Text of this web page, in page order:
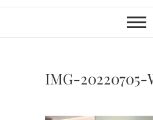
IMG-20220705-